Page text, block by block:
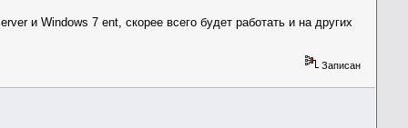
и Windows 7 ent, скорее всего будет работать и на других
Записан